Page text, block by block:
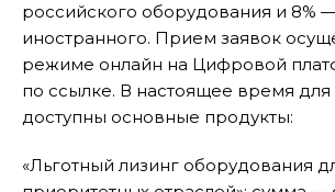
российского оборудования и 8%
иностранного. Прием заявок
режиме онлайн на Цифровой
по ссылке. В настоящее время для
доступны основные продукты:
«Льготный лизинг оборудования